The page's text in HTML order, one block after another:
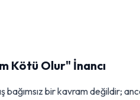
Kötü Olur" İnancı
bir kavram değildir;